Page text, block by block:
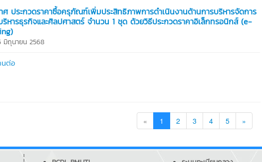
ศ ประกวดราคาซื้อครุภัณฑ์เพิ่มประสิทธิภาพการดำเนินงานด้านการบริหารจัดการ
หารธุรกิจและศิลปศาสตร์ จำนวน 1 ชุด ด้วยวิธีประกวดราคาอิเล็กทรอนิกส์ (e-
มิถุนายน 2568
นต่อ
« 1 2 3 4 5 »